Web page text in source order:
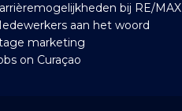
Deze
bij RE/MAX
aan het woord
marketing
on Curaçao